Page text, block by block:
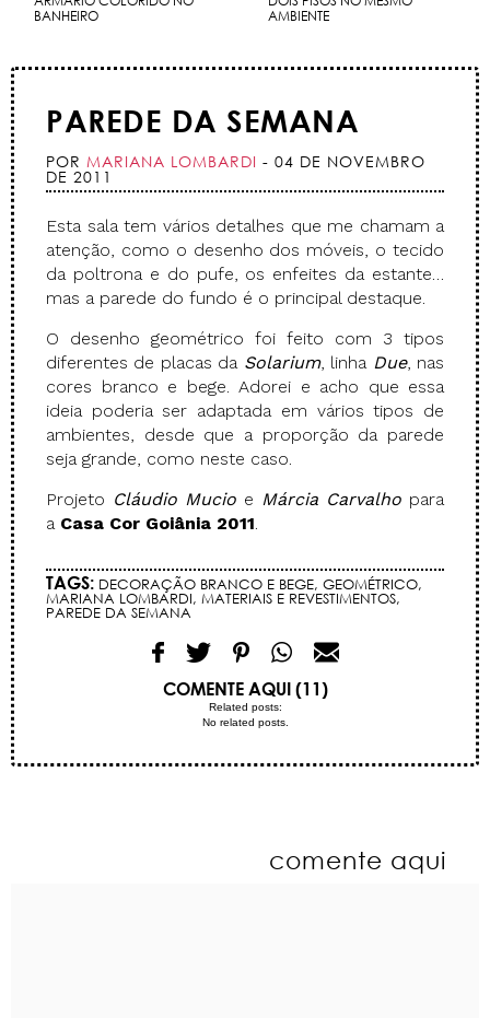
BANHEIRO
AMBIENTE
PAREDE DA SEMANA
POR MARIANA LOMBARDI - 04 DE NOVEMBRO
DE 2011
Esta sala tem vários detalhes que me chamam a
atenção, como o desenho dos móveis, o tecido
da poltrona e do pufe, os enfeites da estante…
mas a parede do fundo é o principal destaque.
O desenho geométrico foi feito com 3 tipos
diferentes de placas da Solarium, linha Due, nas
cores branco e bege. Adorei e acho que essa
ideia poderia ser adaptada em vários tipos de
ambientes, desde que a proporção da parede
seja grande, como neste caso.
Projeto Cláudio Mucio e Márcia Carvalho para
a Casa Cor Goiânia 2011.
TAGS: DECORAÇÃO BRANCO E BEGE, GEOMÉTRICO,
MARIANA LOMBARDI, MATERIAIS E REVESTIMENTOS,
PAREDE DA SEMANA
COMENTE AQUI (11)
Related posts:
No related posts.
comente aqui